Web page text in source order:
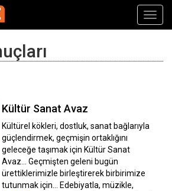
Kültür Sanat Avaz
Kültürel kökleri, dostluk, sanat bağlarıyla
güçlendirmek, geçmişin ortaklığını
geleceğe taşımak için Kültür Sanat
Avaz... Geçmişten geleni bugün
ürettiklerimizle birleştirerek birbirimize
tutunmak için… Edebiyatla, müzikle,